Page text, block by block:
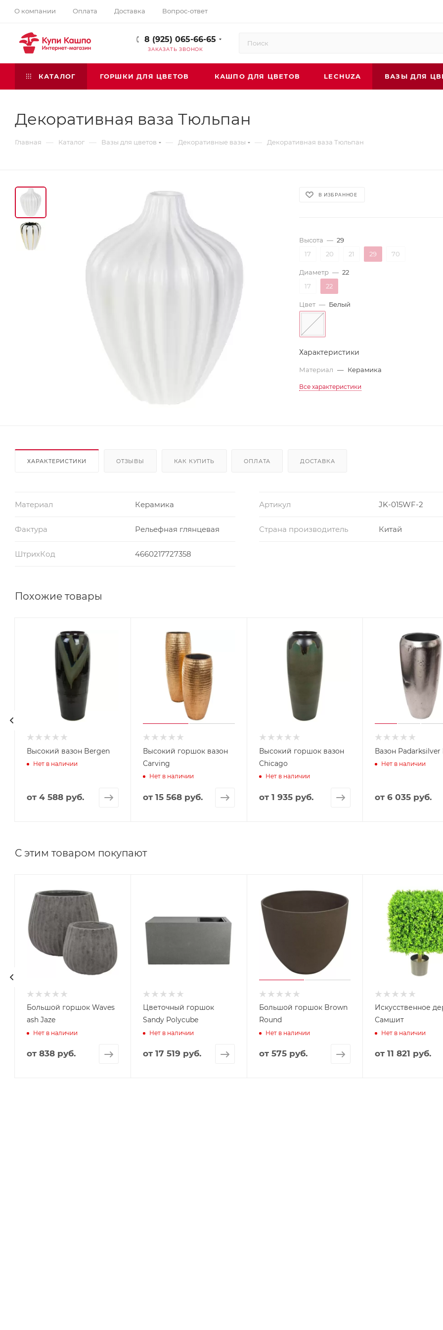
О компании Оплата Доставка Вопрос-ответ
8 (925) 065-66-65
ЗАКАЗАТЬ ЗВОНОК
КАТАЛОГ ГОРШКИ ДЛЯ ЦВЕТОВ КАШПО ДЛЯ ЦВЕТОВ LECHUZA ВАЗЫ ДЛЯ
Декоративная ваза Тюльпан
Главная — Каталог — Вазы для цветов — Декоративные вазы — Декоративная ваза Тюльпан
В ИЗБРАННОЕ
Высота — 29
17
20 21 29 70
Диаметр — 22
17
22
Цвет — Белый
Характеристики
Материал — Керамика
Все характеристики
ХАРАКТЕРИСТИКИ ОТЗЫВЫ КАК КУПИТЬ ОПЛАТА ДОСТАВКА
Материал Керамика Артикул JK-015WF-2
Фактура Рельефная глянцевая Страна производитель Китай
ШтрихКод 4660217727358
Похожие товары
Высокий вазон Bergen
Нет в наличии
от 4 588 руб.
Высокий горшок вазон
Carving
Нет в наличии
от 15 568 руб.
Высокий горшок вазон
Chicago
Нет в наличии
от 1 935 руб.
Вазон
Нет в наличии
от6 035 руб.
С этим товаром покупают
Большой горшок Waves
ash Jaze
Нет в наличии
от 838 руб.
Цветочный горшок
Sandy Polycube
Нет в наличии
от 17 519 руб.
Большой горшок Brown
Round
Нет в наличии
от 575 руб.
Искусственное
Самшит
Нет в наличии
от11 821 руб.